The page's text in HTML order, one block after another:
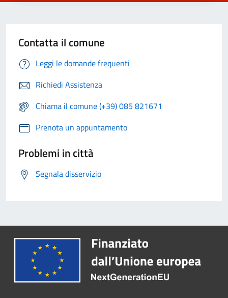
Contatta il comune
Leggi le domande frequenti
Richiedi Assistenza
Chiama il comune (+39) 085 821671
Prenota un appuntamento
Problemi in città
Segnala disservizio